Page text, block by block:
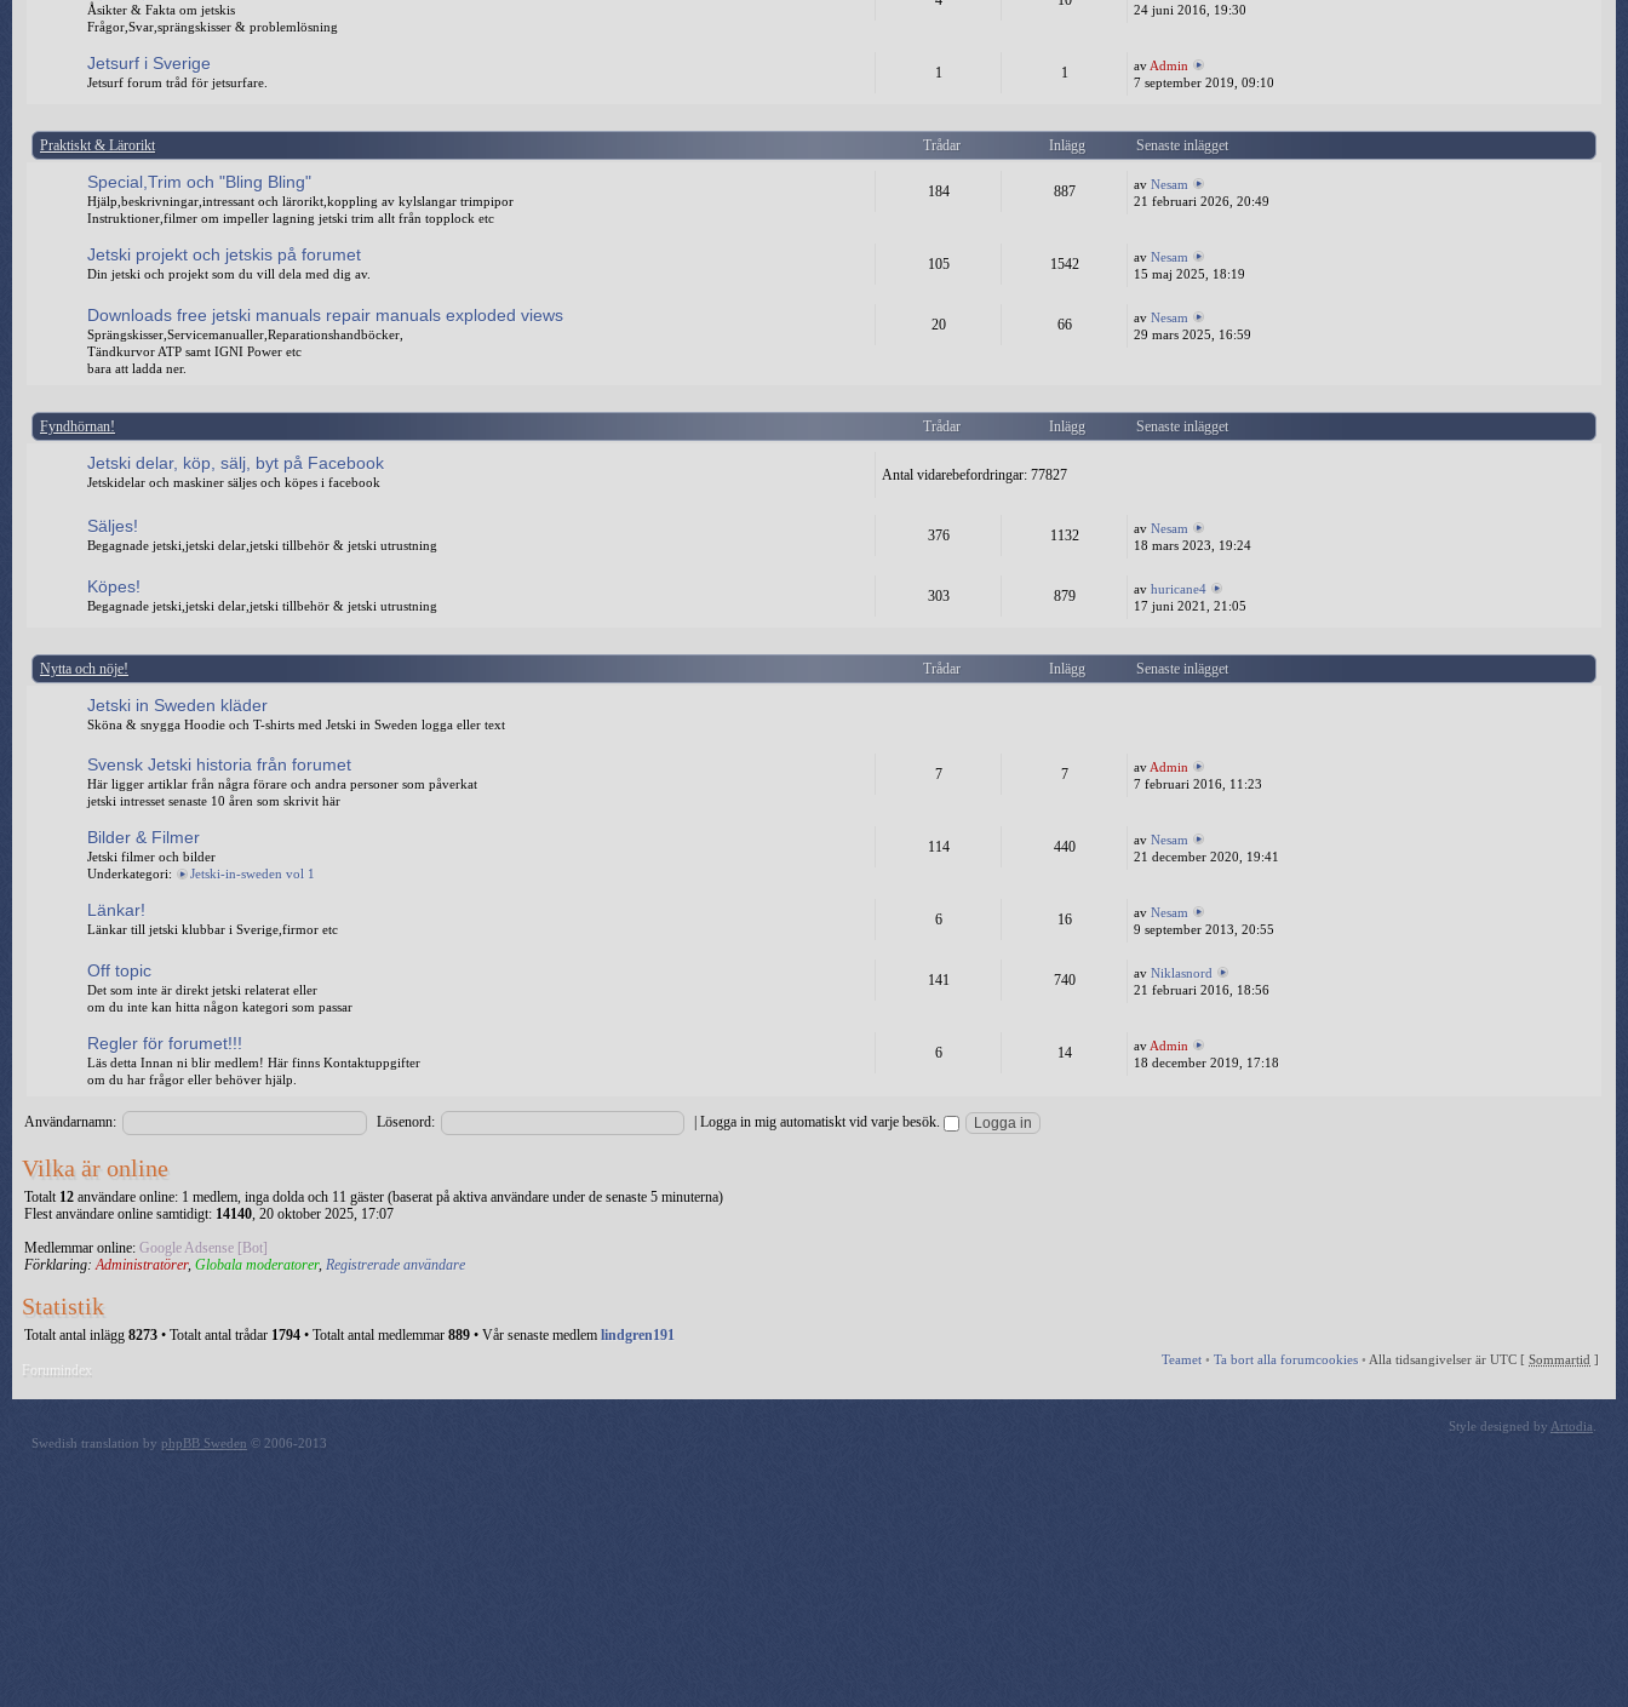
Åsikter & Fakta om jetskis
Frågor,Svar,sprängskisser & problemlösning
24 juni 2016, 19:30
Jetsurf i Sverige
Jetsurf forum tråd för jetsurfare.
1 1 av Admin
7 september 2019, 09:10
Praktiskt & Lärorikt Trådar Inlägg Senaste inlägget
Special,Trim och "Bling Bling"
Hjälp,beskrivningar,intressant och lärorikt,koppling av kylslangar trimpipor
Instruktioner,filmer om impeller lagning jetski trim allt från topplock etc
184 887 avNesam
21 februari 2026, 20:49
Jetski projekt och jetskis på forumet
Din jetski och projekt som du vill dela med dig av.
105 1542 avNesam
15 maj 2025, 18:19
Downloads free jetski manuals repair manuals exploded views
Sprängskisser,Servicemanualler,Reparationshandböcker,
Tändkurvor ATP samt IGNI Power etc
bara att ladda ner.
20 66 avNesam
29 mars 2025, 16:59
Fyndhörnan! Trådar Inlägg Senaste inlägget
Jetski delar, köp, sälj, byt på Facebook
Jetskidelar och maskiner säljes och köpes i facebook Antal vidarebefordringar: 77827
Säljes!
Begagnade jetski,jetski delar,jetski tillbehör & jetski utrustning
376 1132 avNesam
18 mars 2023, 19:24
Köpes!
Begagnade jetski,jetski delar,jetski tillbehör & jetski utrustning
303 879 avhuricane4
17 juni 2021, 21:05
Nytta och nöje! Trådar Inlägg Senaste inlägget
Jetski in Sweden kläder
Sköna & snygga Hoodie och T-shirts med Jetski in Sweden logga eller text
Svensk Jetski historia från forumet
Här ligger artiklar från några förare och andra personer som påverkat
jetski intresset senaste 10 åren som skrivit här
7 7 av Admin
7 februari 2016, 11:23
Bilder & Filmer
Jetski filmer och bilder
Underkategori:
Jetski-in-sweden vol 1
114 440 avNesam
21 december 2020, 19:41
Länkar!
Länkar till jetski klubbar i Sverige,firmor etc
6 16 avNesam
9 september 2013, 20:55
Off topic
Det som inte är direkt jetski relaterat eller
om du inte kan hitta någon kategori som passar
141 740 avNiklasnord
21 februari 2016, 18:56
Regler för forumet!!!
Läs detta Innan ni blir medlem! Här finns Kontaktuppgifter
om du har frågor eller behöver hjälp.
6 14 av Admin
18 december 2019, 17:18
Användarnamn: Lösenord: |Logga in mig automatiskt vid varje besök.
Vilka är online
Totalt 12 användare online: 1 medlem, inga dolda och 11 gäster (baserat på aktiva användare under de senaste 5 minuterna)
Flest användare online samtidigt: 14140, 20 oktober 2025, 17:07
Medlemmar online: Google Adsense [Bot]
Förklaring:Administratörer, Globala moderatorer, Registrerade användare
Statistik
Totalt antal inlägg 8273 • Totalt antal trådar 1794 • Totalt antal medlemmar 889 • Vår senaste medlem lindgren191
Teamet • Ta bort alla forumcookies • Alla tidsangivelser är UTC [ Sommartid ]
Forumindex
Swedish translation by phpBB Sweden © 2006-2013
Style designed by Artodia